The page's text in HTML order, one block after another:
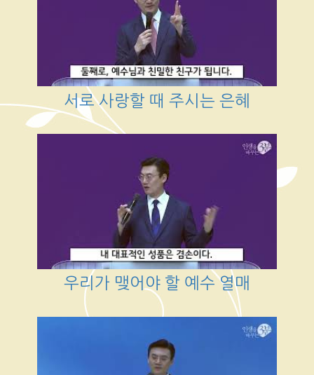
서로 사랑할 때 주시는 은혜
우리가 맺어야 할 예수 열매